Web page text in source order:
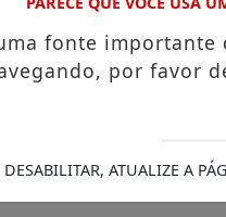
da Coxinha”,
A partir desta
Policial
morreu atropelado ao
fonte importante
por favor
DESABILITAR, ATUALIZE A